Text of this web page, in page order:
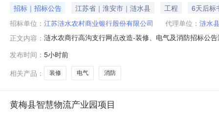
招标｜招标公告 江苏省｜淮安市｜涟水县 工程
6天后标
招标单位： 江苏涟水农村商业银行股份有限公司 代理单位： 涟水
正文内容： 涟水农商行高沟支行网点改造-装修、电气及消防招标公
水农商行高沟支行网点改造-装修、电气及消防，具体要
装修、电气及消防。三、投标人资格要求：
发布时间： 5小时前
相关产品：
装修 电气 消防
黄梅县智慧物流产业园项目